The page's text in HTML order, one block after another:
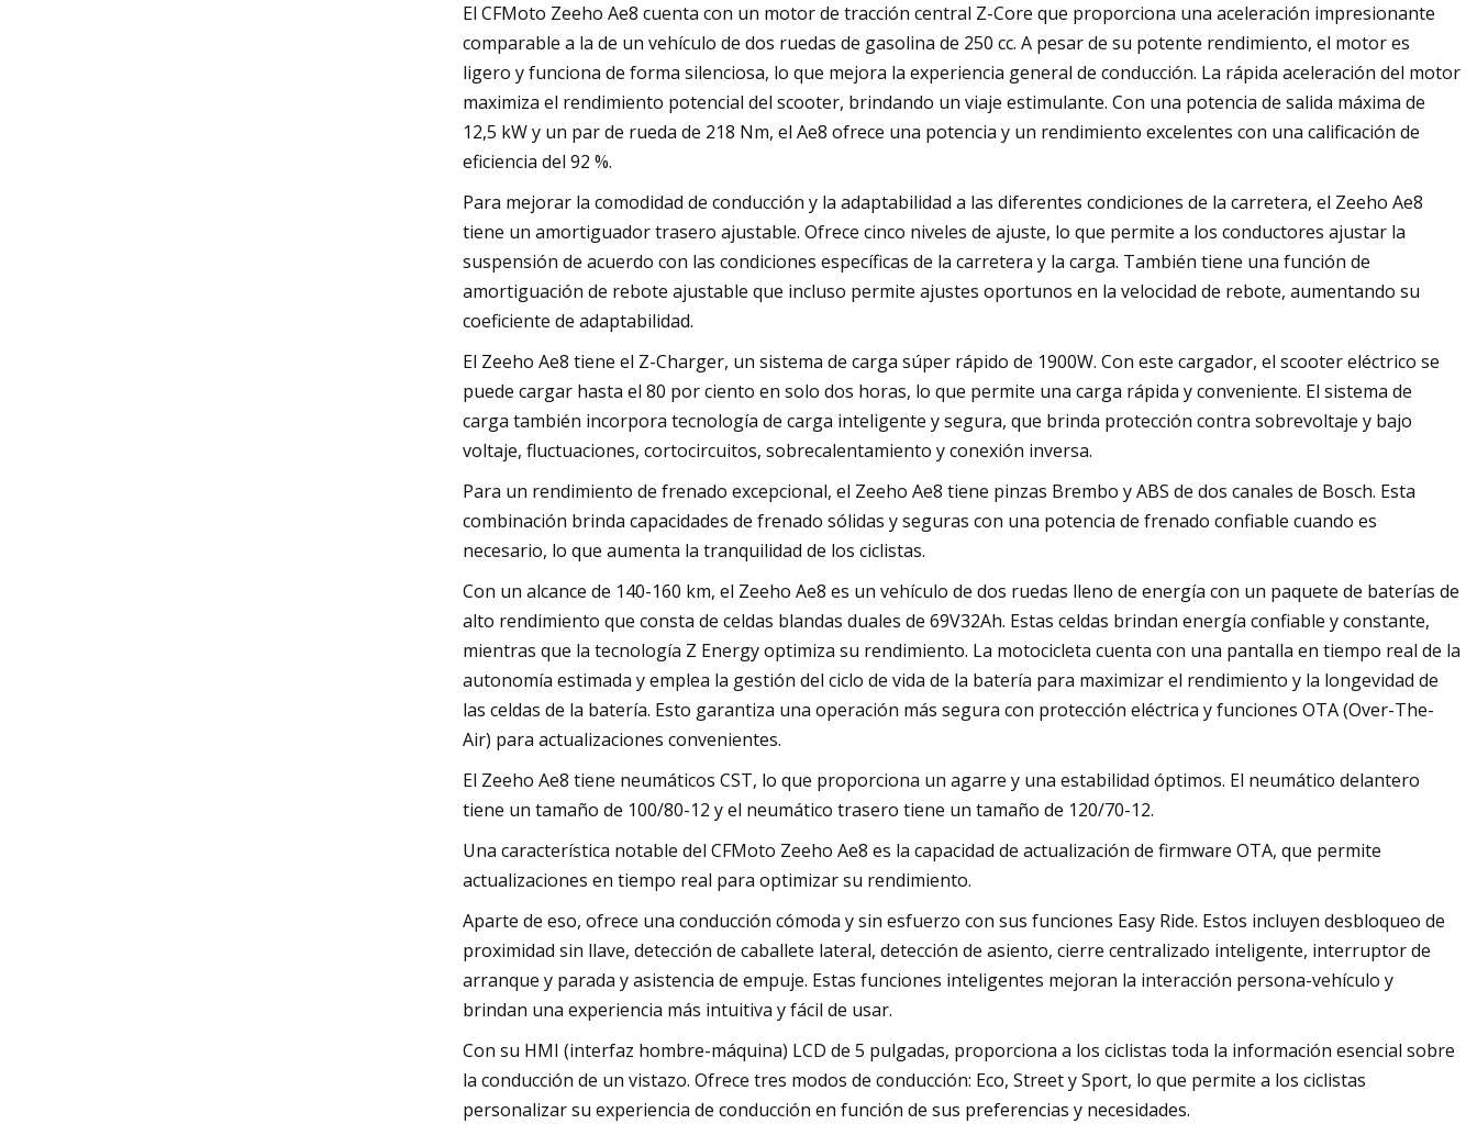
El CFMoto Zeeho Ae8 cuenta con un motor de tracción central Z-Core que proporciona una aceleración impresionante
comparable a la de un vehículo de dos ruedas de gasolina de 250 cc. A pesar de su potente rendimiento, el motor es
ligero y funciona de forma silenciosa, lo que mejora la experiencia general de conducción. La rápida aceleración del motor
maximiza el rendimiento potencial del scooter, brindando un viaje estimulante. Con una potencia de salida máxima de
12,5 kW y un par de rueda de 218 Nm, el Ae8 ofrece una potencia y un rendimiento excelentes con una calificación de
eficiencia del 92 %.
Para mejorar la comodidad de conducción y la adaptabilidad a las diferentes condiciones de la carretera, el Zeeho Ae8
tiene un amortiguador trasero ajustable. Ofrece cinco niveles de ajuste, lo que permite a los conductores ajustar la
suspensión de acuerdo con las condiciones específicas de la carretera y la carga. También tiene una función de
amortiguación de rebote ajustable que incluso permite ajustes oportunos en la velocidad de rebote, aumentando su
coeficiente de adaptabilidad.
El Zeeho Ae8 tiene el Z-Charger, un sistema de carga súper rápido de 1900W. Con este cargador, el scooter eléctrico se
puede cargar hasta el 80 por ciento en solo dos horas, lo que permite una carga rápida y conveniente. El sistema de
carga también incorpora tecnología de carga inteligente y segura, que brinda protección contra sobrevoltaje y bajo
voltaje, fluctuaciones, cortocircuitos, sobrecalentamiento y conexión inversa.
Para un rendimiento de frenado excepcional, el Zeeho Ae8 tiene pinzas Brembo y ABS de dos canales de Bosch. Esta
combinación brinda capacidades de frenado sólidas y seguras con una potencia de frenado confiable cuando es
necesario, lo que aumenta la tranquilidad de los ciclistas.
Con un alcance de 140-160 km, el Zeeho Ae8 es un vehículo de dos ruedas lleno de energía con un paquete de baterías de
alto rendimiento que consta de celdas blandas duales de 69V32Ah. Estas celdas brindan energía confiable y constante,
mientras que la tecnología Z Energy optimiza su rendimiento. La motocicleta cuenta con una pantalla en tiempo real de la
autonomía estimada y emplea la gestión del ciclo de vida de la batería para maximizar el rendimiento y la longevidad de
las celdas de la batería. Esto garantiza una operación más segura con protección eléctrica y funciones OTA (Over-The-
Air) para actualizaciones convenientes.
El Zeeho Ae8 tiene neumáticos CST, lo que proporciona un agarre y una estabilidad óptimos. El neumático delantero
tiene un tamaño de 100/80-12 y el neumático trasero tiene un tamaño de 120/70-12.
Una característica notable del CFMoto Zeeho Ae8 es la capacidad de actualización de firmware OTA, que permite
actualizaciones en tiempo real para optimizar su rendimiento.
Aparte de eso, ofrece una conducción cómoda y sin esfuerzo con sus funciones Easy Ride. Estos incluyen desbloqueo de
proximidad sin llave, detección de caballete lateral, detección de asiento, cierre centralizado inteligente, interruptor de
arranque y parada y asistencia de empuje. Estas funciones inteligentes mejoran la interacción persona-vehículo y
brindan una experiencia más intuitiva y fácil de usar.
Con su HMI (interfaz hombre-máquina) LCD de 5 pulgadas, proporciona a los ciclistas toda la información esencial sobre
la conducción de un vistazo. Ofrece tres modos de conducción: Eco, Street y Sport, lo que permite a los ciclistas
personalizar su experiencia de conducción en función de sus preferencias y necesidades.